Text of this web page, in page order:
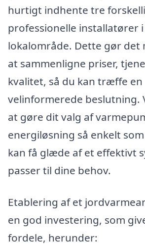
hurtigt indhente tre
professionelle installatører
lokalområde. Dette gør det
at sammenligne priser,
kvalitet, så du kan træffe en
velinformerede beslutning.
at gøre dit valg af
energiløsning så enkelt
kan få glæde af et effektivt
passer til dine behov.
Etablering af et
en god investering, som
fordele, herunder: